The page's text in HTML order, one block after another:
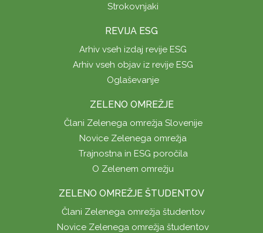
Strokovnjaki
REVIJA ESG
Arhiv vseh izdaj revije ESG
Arhiv vseh objav iz revije ESG
Oglaševanje
ZELENO OMREŽJE
Člani Zelenega omrežja Slovenije
Novice Zelenega omrežja
Trajnostna in ESG poročila
O Zelenem omrežju
ZELENO OMREŽJE ŠTUDENTOV
Člani Zelenega omrežja študentov
Novice Zelenega omrežja študentov